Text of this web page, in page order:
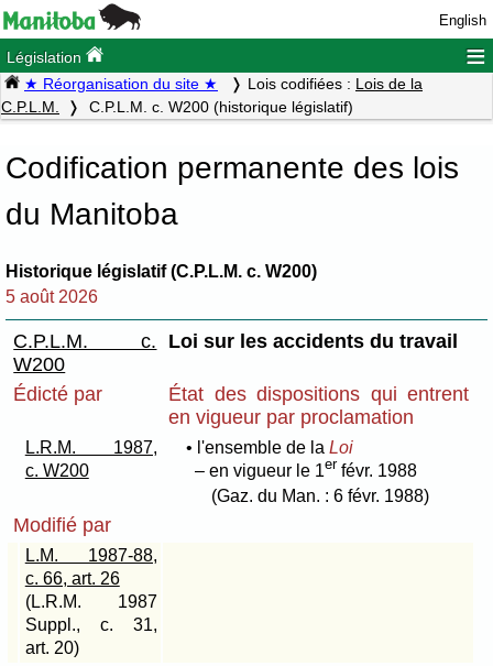
English
Législation ≡
★ Réorganisation du site ★ Lois codifiées : Lois de la
C.P.L.M.
C.P.L.M. c. W200 (historique législatif)
Codification permanente des lois
du Manitoba
Historique législatif (C.P.L.M. c. W200)
5 août 2026
C.P.L.M. c.
W200
Loi sur les accidents du travail
Édicté par
État des dispositions qui entrent
en vigueur par proclamation
L.R.M. 1987,
c. W200
• l'ensemble de la Loi
– en vigueur le 1er févr. 1988
(Gaz. du Man. : 6 févr. 1988)
Modifié par
L.M. 1987-88,
c. 66, art. 26
(L.R.M. 1987
Suppl., c. 31,
art. 20)